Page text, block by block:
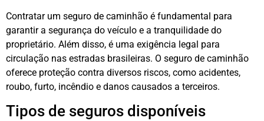
Contratar um seguro de caminhão é fundamental para
garantir a segurança do veículo e a tranquilidade do
proprietário. Além disso, é uma exigência legal para
circulação nas estradas brasileiras. O seguro de caminhão
oferece proteção contra diversos riscos, como acidentes,
roubo, furto, incêndio e danos causados a terceiros.
Tipos de seguros disponíveis